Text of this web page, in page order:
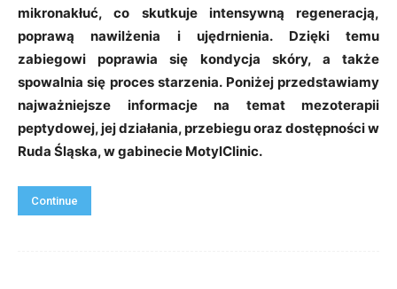
mikronakłuć, co skutkuje intensywną regeneracją,
poprawą nawilżenia i ujędrnienia. Dzięki temu
zabiegowi poprawia się kondycja skóry, a także
spowalnia się proces starzenia. Poniżej przedstawiamy
najważniejsze informacje na temat mezoterapii
peptydowej, jej działania, przebiegu oraz dostępności w
Ruda Śląska, w gabinecie MotylClinic.
Continue